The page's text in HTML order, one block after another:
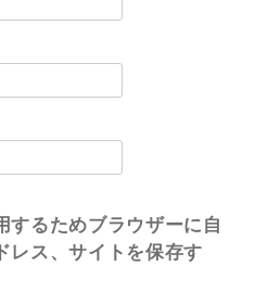
するためブラウザーに自
レス、サイトを保存す